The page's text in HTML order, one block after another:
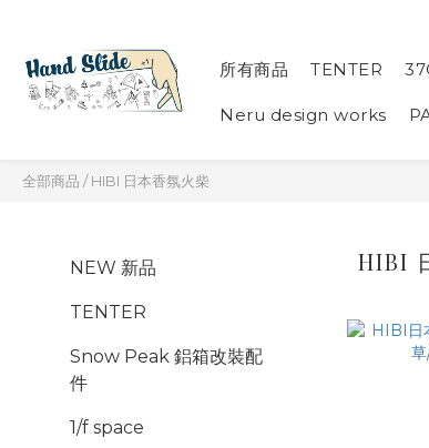
所有商品 TENTER
Neru design works
全部商品 /HIBI 日本香氛火柴
NEW 新品
TENTER
Snow Peak 鋁箱改裝配
件
1/f space
HIBI